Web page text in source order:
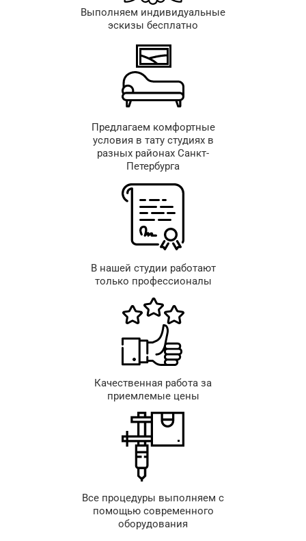
Выполняем индивидуальные
эскизы бесплатно
Предлагаем комфортные
условия в тату студиях в
разных районах Санкт-
Петербурга
В нашей студии работают
только профессионалы
Качественная работа за
приемлемые цены
Все процедуры выполняем с
помощью современного
оборудования